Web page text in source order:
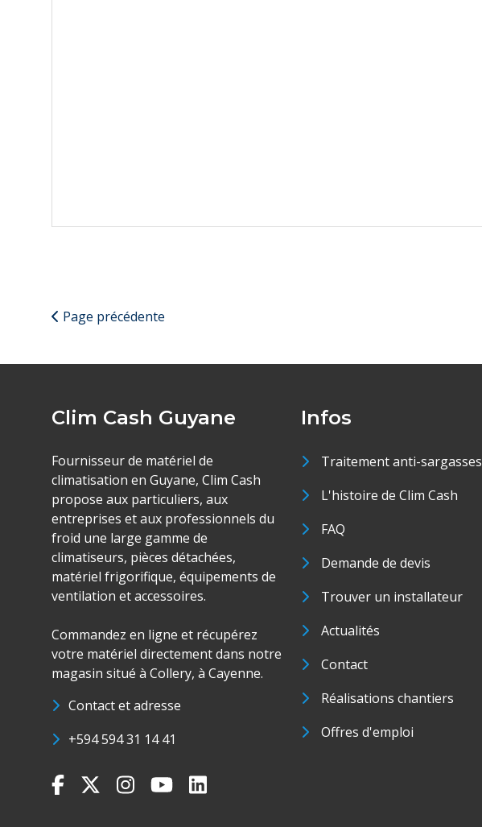
Page précédente
Clim Cash Guyane
Fournisseur de matériel de
climatisation en Guyane, Clim Cash
propose aux particuliers, aux
entreprises et aux professionnels du
froid une large gamme de
climatiseurs, pièces détachées,
matériel frigorifique, équipements de
ventilation et accessoires.
Commandez en ligne et récupérez
votre matériel directement dans notre
magasin situé à Collery, à Cayenne.
Contact et adresse
+594 594 31 14 41
Infos
Traitement anti-sargasses
L'histoire de Clim Cash
FAQ
Demande de devis
Trouver un installateur
Actualités
Contact
Réalisations chantiers
Offres d'emploi